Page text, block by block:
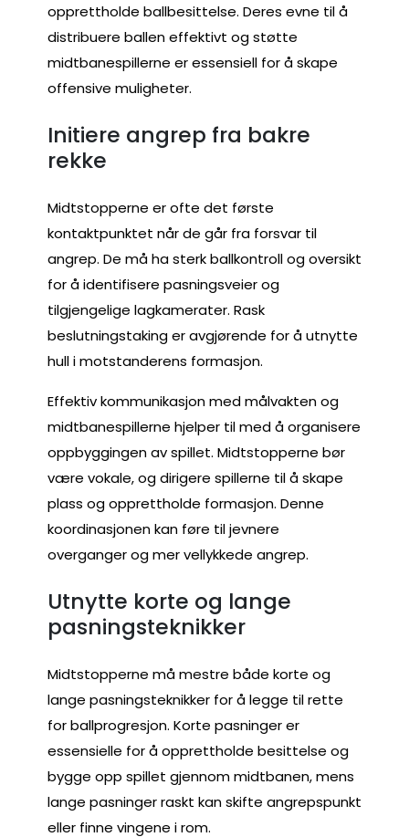
opprettholde ballbesittelse. Deres evne til å
distribuere ballen effektivt og støtte
midtbanespillerne er essensiell for å skape
offensive muligheter.
Initiere angrep fra bakre
rekke
Midtstopperne er ofte det første
kontaktpunktet når de går fra forsvar til
angrep. De må ha sterk ballkontroll og oversikt
for å identifisere pasningsveier og
tilgjengelige lagkamerater. Rask
beslutningstaking er avgjørende for å utnytte
hull i motstanderens formasjon.
Effektiv kommunikasjon med målvakten og
midtbanespillerne hjelper til med å organisere
oppbyggingen av spillet. Midtstopperne bør
være vokale, og dirigere spillerne til å skape
plass og opprettholde formasjon. Denne
koordinasjonen kan føre til jevnere
overganger og mer vellykkede angrep.
Utnytte korte og lange
pasningsteknikker
Midtstopperne må mestre både korte og
lange pasningsteknikker for å legge til rette
for ballprogresjon. Korte pasninger er
essensielle for å opprettholde besittelse og
bygge opp spillet gjennom midtbanen, mens
lange pasninger raskt kan skifte angrepspunkt
eller finne vingene i rom.